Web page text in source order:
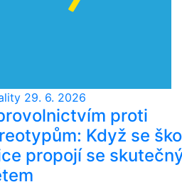
29. 6. 2026
proti
Když se
propojí se